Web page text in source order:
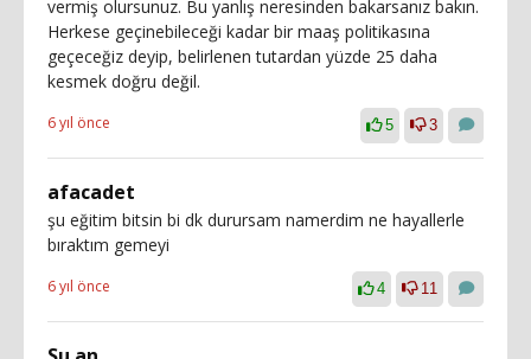
vermiş olursunuz. Bu yanlış neresinden bakarsanız bakın.
Herkese geçinebileceği kadar bir maaş politikasına
geçeceğiz deyip, belirlenen tutardan yüzde 25 daha
kesmek doğru değil.
6 yıl önce 5 3
afacadet
şu eğitim bitsin bi dk durursam namerdim ne hayallerle
bıraktım gemeyi
6 yıl önce 4 11